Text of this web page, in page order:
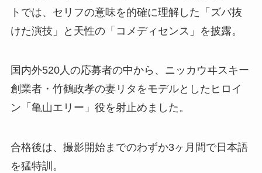
トでは、セリフの意味を的確に理解した「ズバ抜
けた演技」と天性の「コメディセンス」を披露。
国内外520人の応募者の中から、ニッカウヰスキー
創業者・竹鶴政孝の妻リタをモデルとしたヒロイ
ン「亀山エリー」役を射止めました。
合格後は、撮影開始までのわずか3ヶ月間で日本語
を猛特訓。